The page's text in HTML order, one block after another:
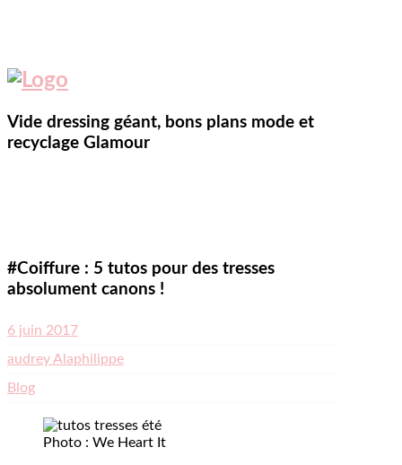
Vide dressing géant, bons plans mode et
recyclage Glamour
#Coiffure : 5 tutos pour des tresses
absolument canons !
Posted
6 juin 2017
Author
audrey Alaphilippe
Categories
Blog
Photo : We Heart It